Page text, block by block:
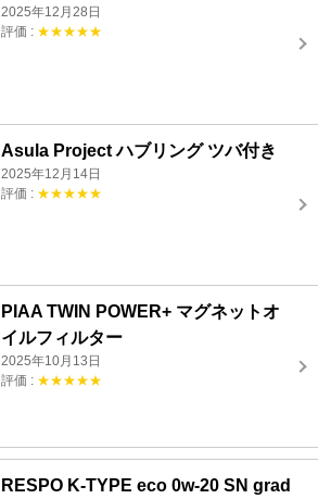
2025年12月28日
評価 : ★★★★★
Asula Project ハブリング ツバ付き
2025年12月14日
評価 : ★★★★★
PIAA TWIN POWER+ マグネットオ
イルフィルター
2025年10月13日
評価 : ★★★★★
RESPO K-TYPE eco 0w-20 SN grad